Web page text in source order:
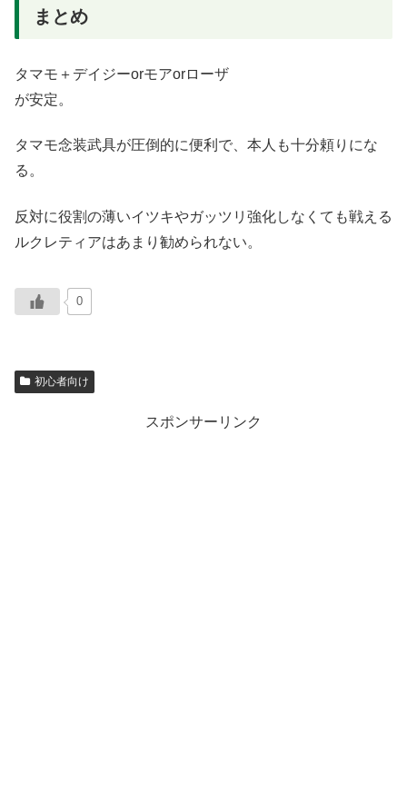
まとめ
タマモ＋デイジーorモアorローザ
が安定。
タマモ念装武具が圧倒的に便利で、本人も十分頼りにな
る。
反対に役割の薄いイツキやガッツリ強化しなくても戦える
ルクレティアはあまり勧められない。
0
初心者向け
スポンサーリンク